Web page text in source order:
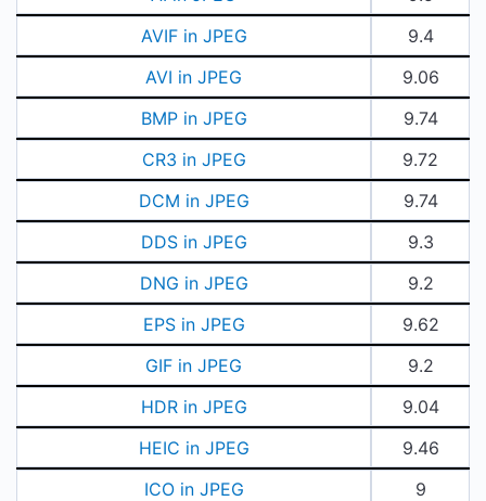
AVIF in JPEG
9.4
AVI in JPEG
9.06
BMP in JPEG
9.74
CR3 in JPEG
9.72
DCM in JPEG
9.74
DDS in JPEG
9.3
DNG in JPEG
9.2
EPS in JPEG
9.62
GIF in JPEG
9.2
HDR in JPEG
9.04
HEIC in JPEG
9.46
ICO in JPEG
9